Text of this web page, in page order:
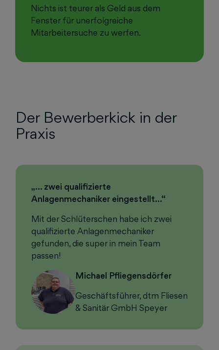
Nichts ist teurer als Geld aus dem
Fenster für unerfolgreiche
Mitarbeitersuche zu werfen.
Der Bewerberkick in der
Praxis
„… zwei qualifizierte
Anlagenmechaniker eingestellt…“
Mit der Schlüterschen habe ich zwei
qualifizierte Anlagenmechaniker
gefunden, die super in mein Team
passen!
Michael Pfliegensdörfer
Geschäftsführer, dtm Fliesen
& Sanitär GmbH Speyer